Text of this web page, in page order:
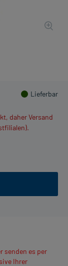
Lieferbar
daher Versand
senden es per
Ihrer